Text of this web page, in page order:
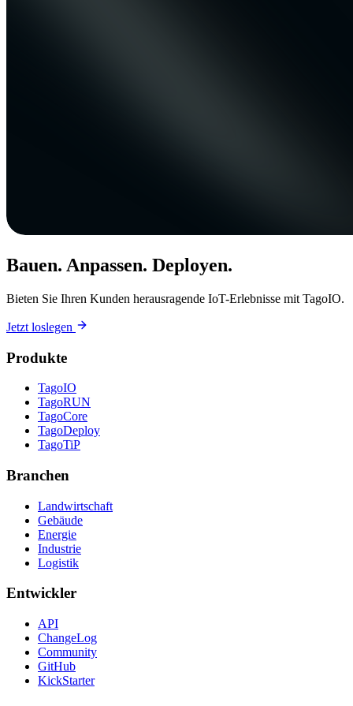
Bauen. Anpassen. Deployen.
Bieten Sie Ihren Kunden herausragende IoT-Erlebnisse mit TagoIO.
Jetzt loslegen
Produkte
TagoIO
TagoRUN
TagoCore
TagoDeploy
TagoTiP
Branchen
Landwirtschaft
Gebäude
Energie
Industrie
Logistik
Entwickler
API
ChangeLog
Community
GitHub
KickStarter